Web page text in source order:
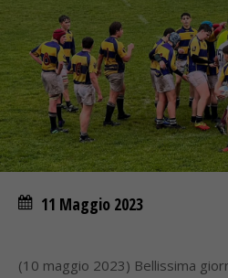
11 Maggio 2023
(10 maggio 2023) Bellissima